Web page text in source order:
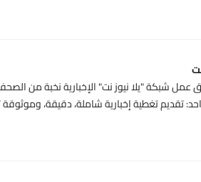
شبكة "يلا نيوز نت" الإخبارية نخبة من
تقديم تغطية إخبارية شاملة، دقيقة، وموثوقة